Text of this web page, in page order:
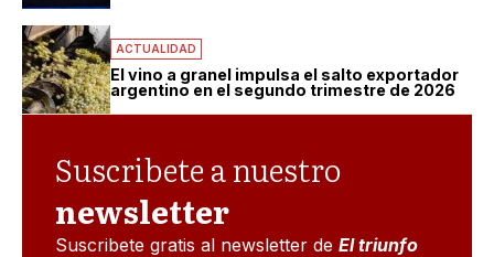
ACTUALIDAD
El vino a granel impulsa el salto exportador
argentino en el segundo trimestre de 2026
Suscribete a nuestro
newsletter
Suscribete gratis al newsletter de El triunfo